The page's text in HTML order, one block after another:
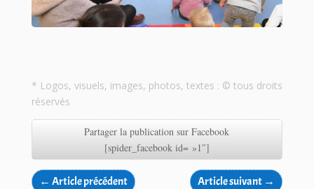
* Logos, visuels, images, photos, textes : © tous droits
réservés
Partager la publication sur Facebook
[spider_facebook id= »1″]
← Article précédent Article suivant →